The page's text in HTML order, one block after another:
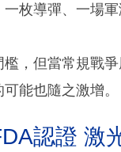
枚導彈、一場
，但當常規戰
能也隨之激增。
認證 激